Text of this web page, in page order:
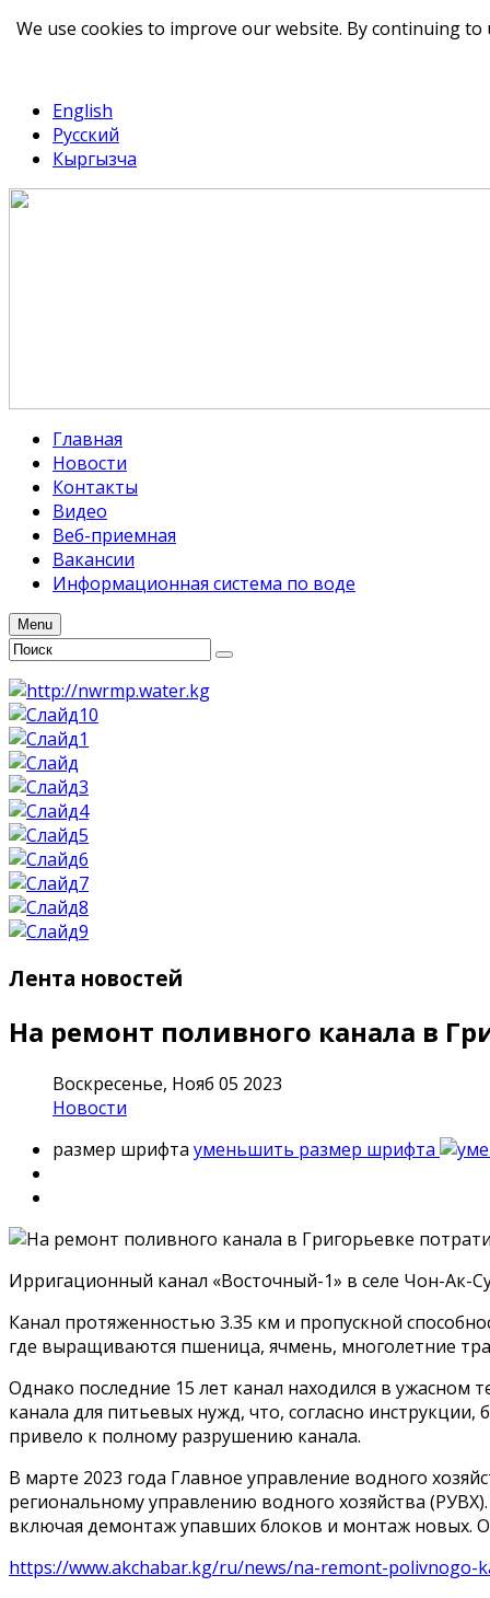
English
Русский
Кыргызча
Главная
Новости
Контакты
Видео
Веб-приемная
Вакансии
Информационная система по воде
Menu
Лента новостей
На ремонт поливного канала в
Воскресенье, Нояб 05 2023
Новости
размер шрифта уменьшить размер шрифта
Ирригационный канал «Восточный-1» в селе Чон-Ак-
Канал протяженностью 3.35 км и пропускной
где выращиваются пшеница, ячмень, многолетние
Однако последние 15 лет канал находился в
канала для питьевых нужд, что, согласно
привело к полному разрушению канала.
В марте 2023 года Главное управление водного
региональному управлению водного хозяйства
включая демонтаж упавших блоков и монтаж новых.
https://www.akchabar.kg/ru/news/na-remont-
We use cookies to improve our website. By continuing